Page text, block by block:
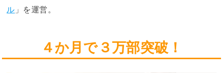
ル 」を運営。
４か月で３万部突破！